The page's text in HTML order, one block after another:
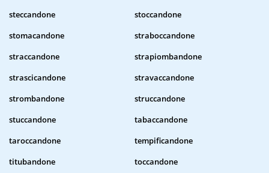
steccandone
stoccandone
stomacandone
straboccandone
straccandone
strapiombandone
strascicandone
stravaccandone
strombandone
struccandone
stuccandone
tabaccandone
taroccandone
tempificandone
titubandone
toccandone